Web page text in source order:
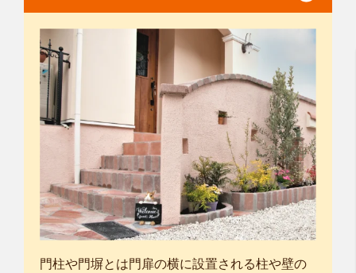
門柱や門塀とは門扉の横に設置される柱や壁の